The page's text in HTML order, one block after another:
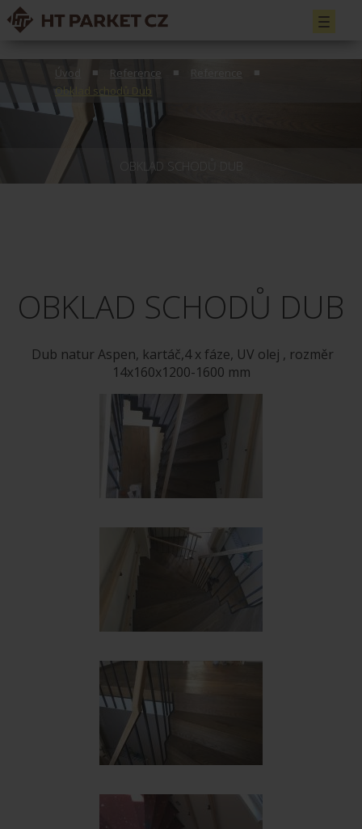
Toggle
Úvod Reference
Reference
Obklad schodů Dub
OBKLAD SCHODŮ DUB
OBKLAD SCHODŮ DUB
Dub natur Aspen, kartáč,4 x fáze, UV olej , rozměr
14x160x1200-1600 mm